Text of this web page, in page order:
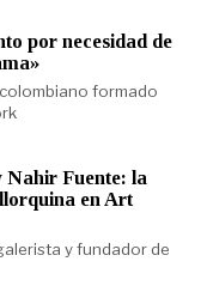
por necesidad de
formado
Fuente: la
en Art
y fundador de